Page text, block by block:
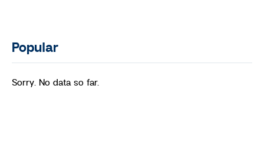
Popular
Sorry. No data so far.